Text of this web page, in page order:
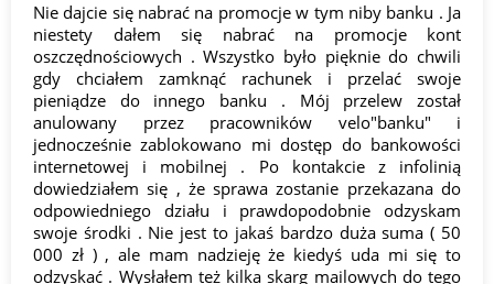
Nie dajcie się nabrać na promocje w tym niby banku . Ja
niestety dałem się nabrać na promocje kont
oszczędnościowych . Wszystko było pięknie do chwili
gdy chciałem zamknąć rachunek i przelać swoje
pieniądze do innego banku . Mój przelew został
anulowany przez pracowników velo"banku" i
jednocześnie zablokowano mi dostęp do bankowości
internetowej i mobilnej . Po kontakcie z infolinią
dowiedziałem się , że sprawa zostanie przekazana do
odpowiedniego działu i prawdopodobnie odzyskam
swoje środki . Nie jest to jakaś bardzo duża suma ( 50
000 zł ) , ale mam nadzieję że kiedyś uda mi się to
odzyskać . Wysłałem też kilka skarg mailowych do tego